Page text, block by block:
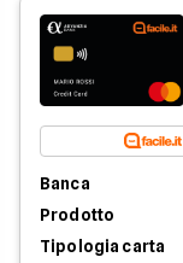
Banca
Prodotto
Tipologia carta